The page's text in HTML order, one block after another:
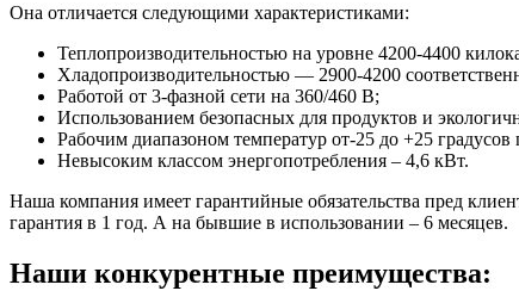
Она отличается следующими характеристиками:
Теплопроизводительностью на уровне 4200-4400
Хладопроизводительностью — 2900-4200
Работой от 3-фазной сети на 360/460 B;
Использованием безопасных для продуктов и
Рабочим диапазоном температур от-25 до +25
Невысоким классом энергопотребления – 4,6 кВт.
Наша компания имеет гарантийные обязательства пред
гарантия в 1 год. А на бывшие в использовании – 6 месяцев.
Наши конкурентные преимущества: